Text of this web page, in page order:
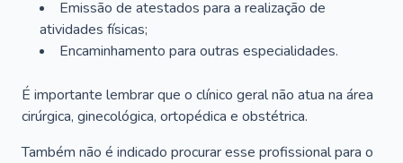
Emissão de atestados para a realização de
atividades físicas;
Encaminhamento para outras especialidades.
É importante lembrar que o clínico geral não atua na área
cirúrgica, ginecológica, ortopédica e obstétrica.
Também não é indicado procurar esse profissional para o